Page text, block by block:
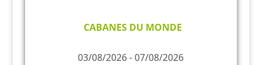
CABANES DU MONDE
03/08/2026 - 07/08/2026